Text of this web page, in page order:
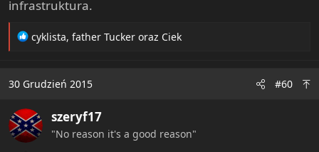
infrastruktura.
R
t
o
n
s
cyklista, father Tucker oraz Ciek
30 Grudzień 2015 #60
szeryf17
"No reason it's a good reason"